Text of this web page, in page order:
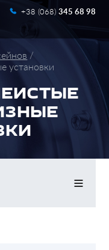
+38 (068) 345 68 98
RU
установки
≡